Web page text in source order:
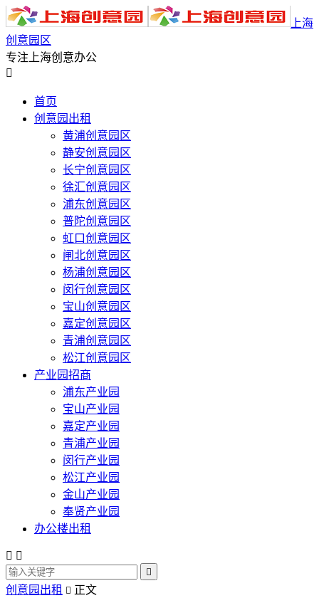
上海
创意园区
专注上海创意办公

首页
创意园出租
黄浦创意园区
静安创意园区
长宁创意园区
徐汇创意园区
浦东创意园区
普陀创意园区
虹口创意园区
闸北创意园区
杨浦创意园区
闵行创意园区
宝山创意园区
嘉定创意园区
青浦创意园区
松江创意园区
产业园招商
浦东产业园
宝山产业园
嘉定产业园
青浦产业园
闵行产业园
松江产业园
金山产业园
奉贤产业园
办公楼出租
 

创意园出租  正文